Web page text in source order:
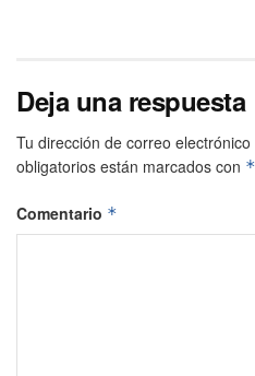
Deja una respuesta
Tu dirección de correo
obligatorios están marcados con *
Comentario *